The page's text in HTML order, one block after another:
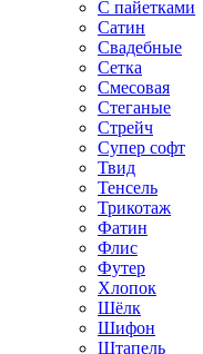
С пайетками
Сатин
Свадебные
Сетка
Смесовая
Стеганые
Стрейч
Супер софт
Твид
Тенсель
Трикотаж
Фатин
Флис
Футер
Хлопок
Шёлк
Шифон
Штапель